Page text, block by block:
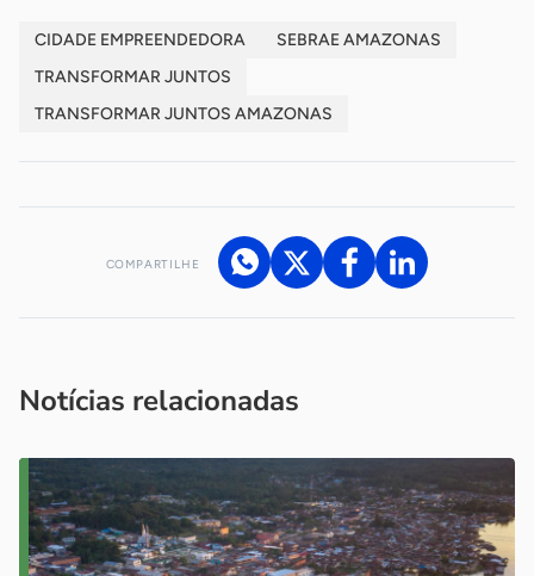
CIDADE EMPREENDEDORA
SEBRAE AMAZONAS
TRANSFORMAR JUNTOS
TRANSFORMAR JUNTOS AMAZONAS
COMPARTILHE
Notícias relacionadas